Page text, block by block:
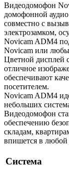
Видеодомофон
домофонной
совместно с
электрозамком,
Novicam ADM4
Novicam или
Цветной дисплей
отличное
обеспечивают
посетителем.
Novicam ADM4
небольших
Видеодомофон
обеспечению
складам,
впишется в любой
Система